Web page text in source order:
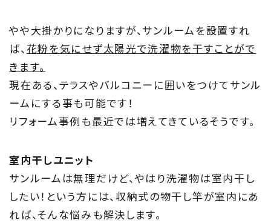
やや大掛かりになりますが、サンルームを設置すれ
ば、花粉を気にせず太陽光で洗濯物を干すことがで
きます。
現在ある、テラスやバルコニーに囲いをつけてサンル
ームにする事も可能です！
リフォーム事例も最近では増えてきているそうです。
室内干しユニット
サンルームは無理だけど、やはり洗濯物は室内干し
したい！という方には、収納式の物干し竿が室内にあ
れば、そんな悩みも解決します。